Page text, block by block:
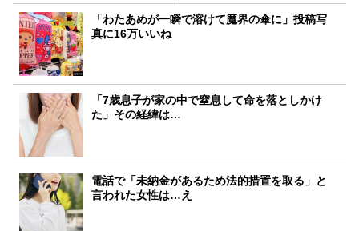
「わたあめが一瞬で溶けて魔界の傘に」投稿写
真に16万いいね
「7歳息子が家の中で窒息して命を落としかけ
た」その経緯は…
電話で「未納金があるため法的措置を取る」と
言われた女性は…え